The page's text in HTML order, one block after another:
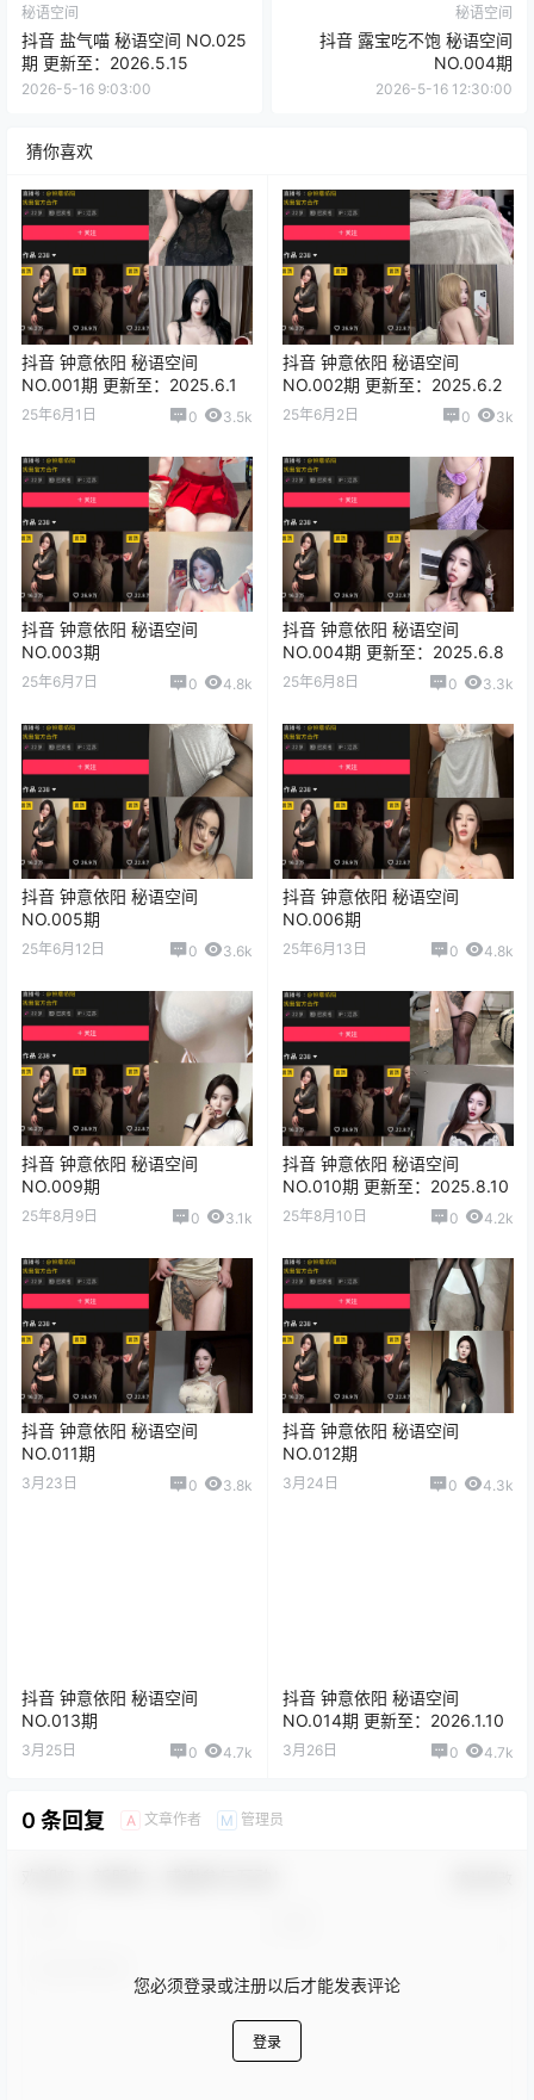
秘语空间
抖音 盐气喵 秘语空间 NO.025
期 更新至：2026.5.15
2026-5-16 9:03:00
秘语空间
抖音 露宝吃不饱 秘语空间
NO.004期
2026-5-16 12:30:00
猜你喜欢
抖音 钟意依阳 秘语空间
NO.001期 更新至：2025.6.1
25年6月1日 0 3.5k
抖音 钟意依阳 秘语空间
NO.002期 更新至：2025.6.2
25年6月2日 0 3k
抖音 钟意依阳 秘语空间
NO.003期
25年6月7日 0 4.8k
抖音 钟意依阳 秘语空间
NO.004期 更新至：2025.6.8
25年6月8日 0 3.3k
抖音 钟意依阳 秘语空间
NO.005期
25年6月12日 0 3.6k
抖音 钟意依阳 秘语空间
NO.006期
25年6月13日 0 4.8k
抖音 钟意依阳 秘语空间
NO.009期
25年8月9日 0 3.1k
抖音 钟意依阳 秘语空间
NO.010期 更新至：2025.8.10
25年8月10日 0 4.2k
抖音 钟意依阳 秘语空间
NO.011期
3月23日 0 3.8k
抖音 钟意依阳 秘语空间
NO.012期
3月24日 0 4.3k
抖音 钟意依阳 秘语空间
NO.013期
3月25日 0 4.7k
抖音 钟意依阳 秘语空间
NO.014期 更新至：2026.1.10
3月26日 0 4.7k
0 条回复 A 文章作者 M 管理员
您必须登录或注册以后才能发表评论
登录